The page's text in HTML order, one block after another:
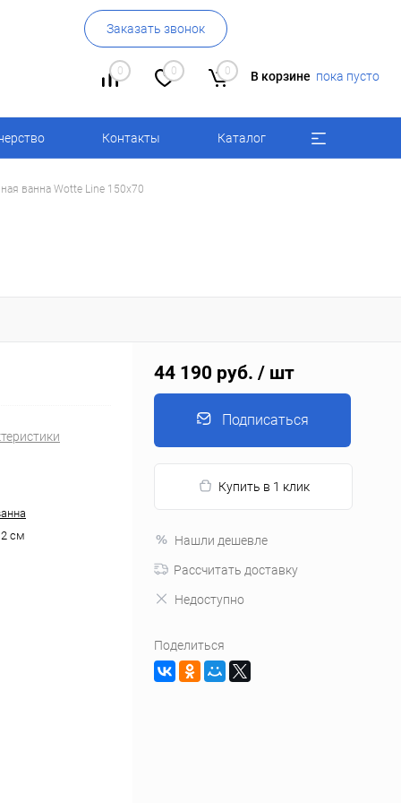
Заказать звонок
0 0 0 В корзине пока пусто
Контакты Каталог
ванна Wotte Line 150x70
см
44 190 руб. / шт
Подписаться
Купить в 1 клик
Нашли дешевле
Рассчитать доставку
Недоступно
Поделиться